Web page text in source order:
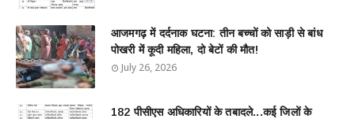
आजमगढ़ में दर्दनाक घटना: तीन बच्चों को साड़ी से बांध
पोखरी में कूदी महिला, दो बेटों की मौत!
July 26, 2026
182 पीसीएस अधिकारियों के तबादले...कई जिलों के